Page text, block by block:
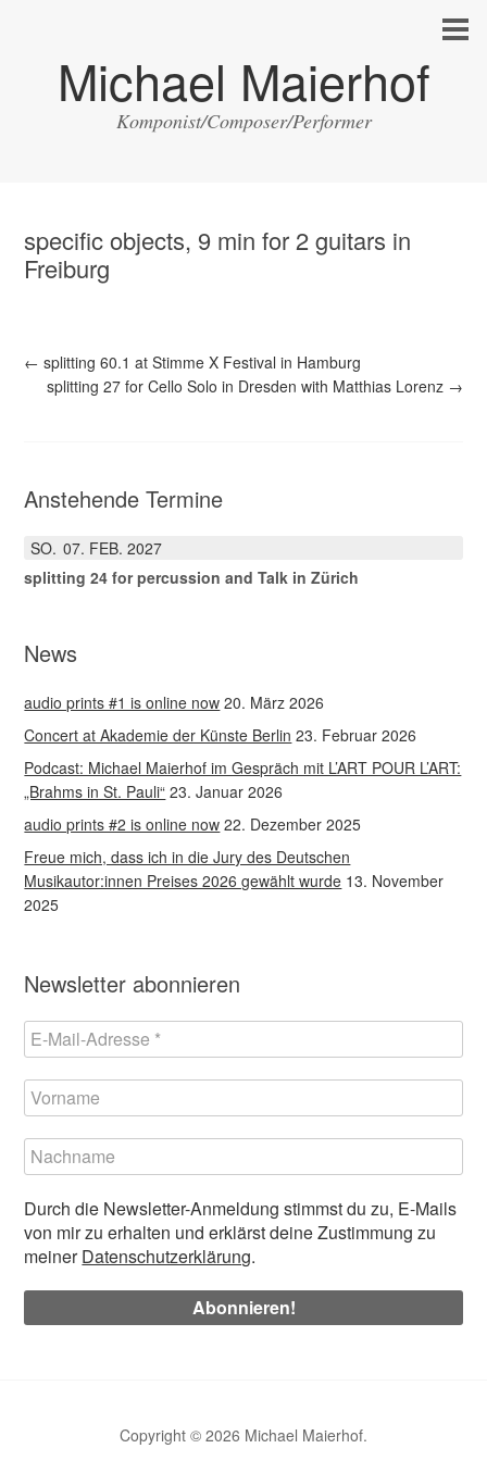
Michael Maierhof
Komponist/Composer/Performer
specific objects, 9 min for 2 guitars in
Freiburg
← splitting 60.1 at Stimme X Festival in Hamburg
splitting 27 for Cello Solo in Dresden with Matthias Lorenz →
Anstehende Termine
SO. 07 FEB. 2027
splitting 24 for percussion and Talk in Zürich
News
audio prints #1 is online now 20. März 2026
Concert at Akademie der Künste Berlin 23. Februar 2026
Podcast: Michael Maierhof im Gespräch mit L’ART POUR L’ART:
„Brahms in St. Pauli“ 23. Januar 2026
audio prints #2 is online now 22. Dezember 2025
Freue mich, dass ich in die Jury des Deutschen
Musikautor:innen Preises 2026 gewählt wurde 13. November
2025
Newsletter abonnieren
Durch die Newsletter-Anmeldung stimmst du zu, E-Mails
von mir zu erhalten und erklärst deine Zustimmung zu
meinerDatenschutzerklärung.
Copyright © 2026 Michael Maierhof.